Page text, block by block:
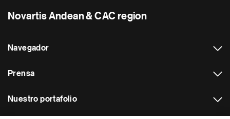
Novartis Andean & CAC region
Navegador
Prensa
Nuestro portafolio